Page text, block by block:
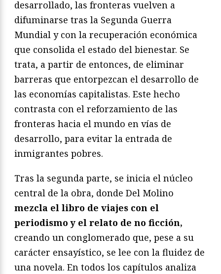
desarrollado, las fronteras vuelven a
difuminarse tras la Segunda Guerra
Mundial y con la recuperación económica
que consolida el estado del bienestar. Se
trata, a partir de entonces, de eliminar
barreras que entorpezcan el desarrollo de
las economías capitalistas. Este hecho
contrasta con el reforzamiento de las
fronteras hacia el mundo en vías de
desarrollo, para evitar la entrada de
inmigrantes pobres.
Tras la segunda parte, se inicia el núcleo
central de la obra, donde Del Molino
mezcla el libro de viajes con el
periodismo y el relato de no ficción,
creando un conglomerado que, pese a su
carácter ensayístico, se lee con la fluidez de
una novela. En todos los capítulos analiza